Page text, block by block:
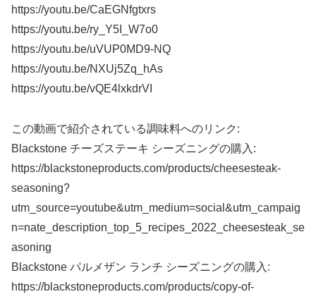
https://youtu.be/CaEGNfgtxrs
https://youtu.be/ry_Y5I_W7o0
https://youtu.be/uVUP0MD9-NQ
https://youtu.be/NXUj5Zq_hAs
https://youtu.be/vQE4lxkdrVI
この動画で紹介されている調味料へのリンク:
Blackstone チーズステーキ シーズニングの購入:
https://blackstoneproducts.com/products/cheesesteak-
seasoning?
utm_source=youtube&utm_medium=social&utm_campaig
n=nate_description_top_5_recipes_2022_cheesesteak_se
asoning
Blackstone パルメザン ランチ シーズニングの購入:
https://blackstoneproducts.com/products/copy-of-